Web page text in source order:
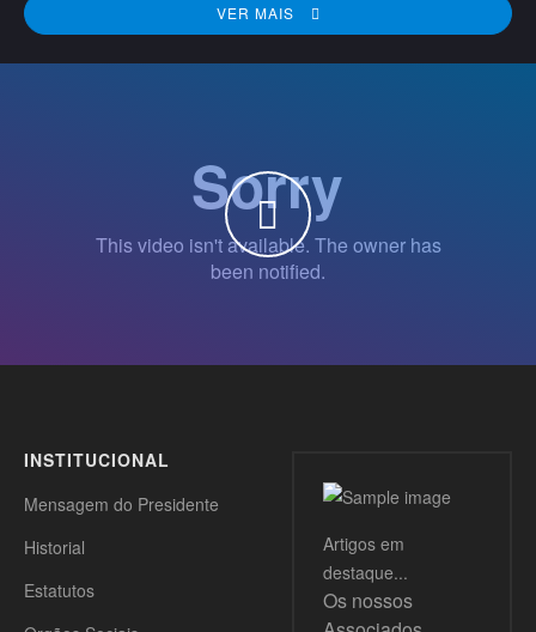
VER MAIS
WATCH THE VIDEO
INSTITUCIONAL
Mensagem do Presidente
Historial
Estatutos
Artigos em
destaque...
Os nossos